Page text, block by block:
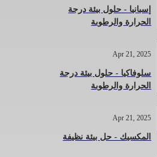
إسبانيا - حلول بيئة درجة
الحرارة والرطوبة
Apr 21, 2025
سلوفاكيا - حلول بيئة درجة
الحرارة والرطوبة
Apr 21, 2025
المكسيك - حل بيئة نظيفة